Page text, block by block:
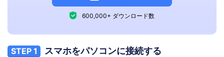
600,000+ ダウンロード数
STEP 1 スマホをパソコンに接続する